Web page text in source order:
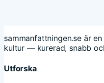
sammanfattningen.se är
kultur — kurerad, snabb
Utforska